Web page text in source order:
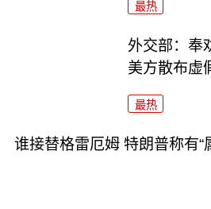
最热
外交部：奉
美方散布虚
最热
谁接替格雷厄姆 特朗普称有“